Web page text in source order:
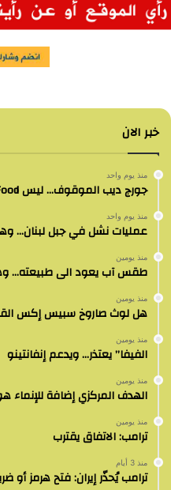
خبر الان
منذ يوم واحد
جورج ديب الموقوف… ليس Dr Food
منذ يوم واحد
عمليات نشل في جبل لبنان…
منذ يومين
طقس آب يعود الى طبيعته…
منذ يومين
هل لوث صاروخ سبيس إكس
منذ يومين
الفيفا” يعتذر… ويدعم إنفانتينو
منذ يومين
الهدف المركزي إضافة للإنماء
منذ يومين
ترامب: الاتفاق يقترب
منذ 3 أيام
ترامب يُحذّر إيران: فتح هرمز أو